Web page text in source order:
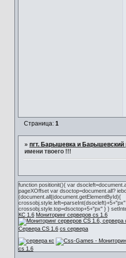
Страница: 1
» пгт. Барышевка и Барышевский
имени твоего !!!
function positionit(){ var
pageXOffset var dsoctop=document.all?
(document.all||document.getElementById){
crossobj.style.left=parseInt(dsocleft)+5+"px"
crossobj.style.top=dsoctop+5+"px" } }
КС 1.6 Мониторинг серверов cs 1.6
Сервера CS 1.6 cs сервера
cs 1.6